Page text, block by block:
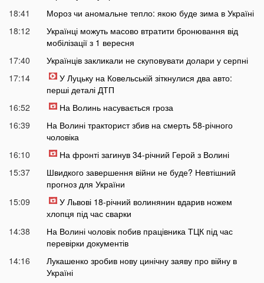
18:41
Мороз чи аномальне тепло: якою буде зима в Україні
18:12
Українці можуть масово втратити бронювання від
мобілізації з 1 вересня
17:40
Українців закликали не скуповувати долари у серпні
17:14
У Луцьку на Ковельській зіткнулися два авто:
перші деталі ДТП
16:52
На Волинь насувається гроза
16:39
На Волині тракторист збив на смерть 58-річного
чоловіка
16:10
На фронті загинув 34-річний Герой з Волині
15:37
Швидкого завершення війни не буде? Невтішний
прогноз для України
15:09
У Львові 18-річний волинянин вдарив ножем
хлопця під час сварки
14:38
На Волині чоловік побив працівника ТЦК під час
перевірки документів
14:16
Лукашенко зробив нову цинічну заяву про війну в
Україні